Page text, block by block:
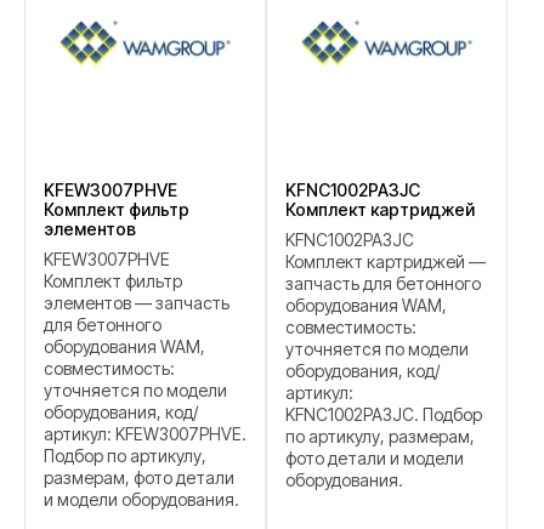
KFEW3007PHVE
Комплект фильтр
элементов
KFEW3007PHVE
Комплект фильтр
элементов — запчасть
для бетонного
оборудования WAM,
совместимость:
уточняется по модели
оборудования, код/
артикул: KFEW3007PHVE.
Подбор по артикулу,
размерам, фото детали
и модели оборудования.
KFNC1002PA3JC
Комплект картриджей
KFNC1002PA3JC
Комплект картриджей —
запчасть для бетонного
оборудования WAM,
совместимость:
уточняется по модели
оборудования, код/
артикул:
KFNC1002PA3JC. Подбор
по артикулу, размерам,
фото детали и модели
оборудования.